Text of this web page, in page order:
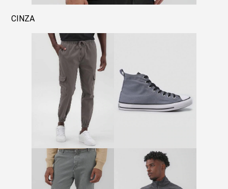
CINZA